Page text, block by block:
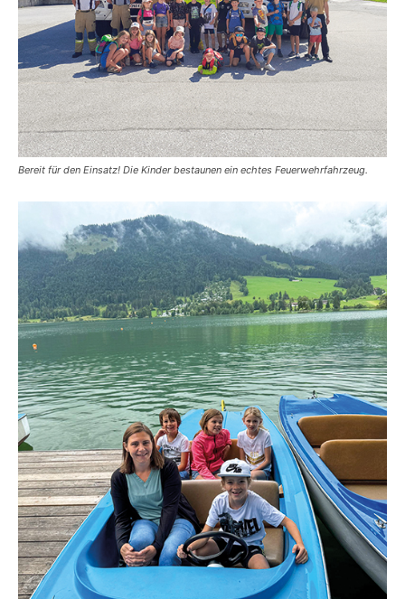
Bereit für den Einsatz! Die Kinder bestaunen ein echtes Feuerwehrfahrzeug.